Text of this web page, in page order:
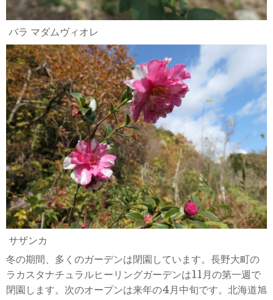
バラ マダムヴィオレ
サザンカ
冬の期間、多くのガーデンは閉園しています。長野大町の
ラカスタナチュラルヒーリングガーデンは11月の第一週で
閉園します。次のオープンは来年の4月中旬です。北海道旭